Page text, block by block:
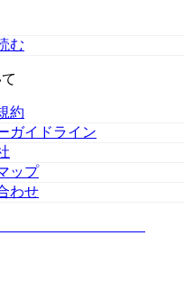
む
約
ガイドライン
ップ
わせ